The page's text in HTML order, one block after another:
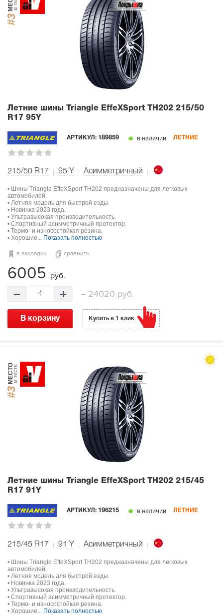
#3
Летние шины Triangle EffeXSport TH202 215/50
R17 95Y
АРТИКУЛ: 189859 в наличии ЛЕТНИЕ
215/50 R17 95 Y Асимметричный
• Шины Triangle EffeXSport TH202 предназначены для легковых
автомобилей.
• Летняя модель для быстрой езды.
• Новинка 2023 года.
• Ультравысокая производительность.
• Спортивный асимметричный протектор.
• Термо- и износостойкая резина.
• Хорошие... Показать полностью
в закладки сравнить
6005 руб.
4 =24020 руб.
В корзину Купить в 1 клик
#3
МЕСТОв тесте
Летние шины Triangle EffeXSport TH202 215/45
R17 91Y
АРТИКУЛ: 196215 в наличии ЛЕТНИЕ
215/45 R17 91 Y Асимметричный
• Шины Triangle EffeXSport TH202 предназначены для легковых
автомобилей.
• Летняя модель для быстрой езды.
• Новинка 2023 года.
• Ультравысокая производительность.
• Спортивный асимметричный протектор.
• Термо- и износостойкая резина.
• Хорошие...
Показать полностью